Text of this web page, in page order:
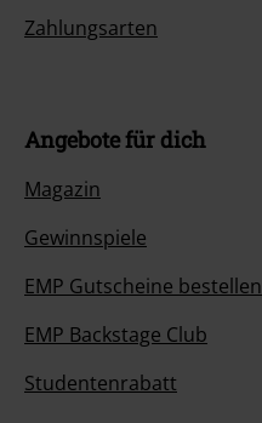
Zahlungsarten
Angebote für dich
Magazin
Gewinnspiele
EMP Gutscheine bestellen
EMP Backstage Club
Studentenrabatt